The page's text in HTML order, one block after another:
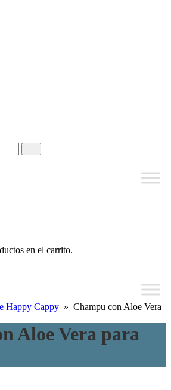
en el carrito.
Happy Cappy » Champu con Aloe Vera
Aloe Vera para